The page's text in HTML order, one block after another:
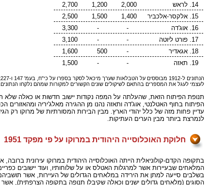
14. לראש
2,000
1,200
2,700
15. אלקסר-אלכביר
1,400
1,500
2,500
16. אוג'דה
-
-
3,300
17. פורט ליוטה
-
-
3,100
18. אגאדיר
-
500
1,600
19. תאזה
-
-
1,500
הנתונים ל-1912 מבוססים על הטבלאות שערך מיכאל לסקר בספרו על כי"ח, בעמ' 147 ו-227; הנתונים ל-1951 על פי הטבלה בספרי
לעצמי לעגל את המספרים בהתאם לשיקולים שונים הקשורים למקורות שמהם נלקחו הנתונים.
הפיתוח בחוף האטלנטי, אוג'דה ותאזה נהנו מן ההגירה מאלג'יריה ומהאזורים
עדיין פחות מזה של כלל יהודי הארץ. מבין הבירות המסורתיות של מרוקו רק
לנמרצת ביותר מבין הערים העתיקות.
חלוקת האוכלוסייה היהודית במרוקו על פי מפקד 1951
בתקופה הקדם-קולוניאלית הייתה האוכלוסייה היהודית במרוקו עירונית
המלאחים שבעיירות אשר למרגלות האטלס או על שלוחותיו, ועוד יישובים
בשלבים סייעה למתן את הירידה במלאחים הגדולים של העיירות, אשר